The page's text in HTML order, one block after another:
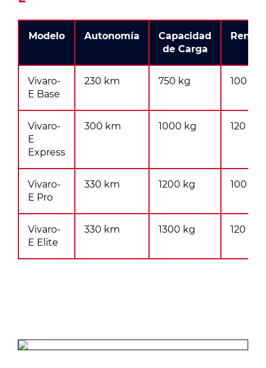
Modelo Autonomía
Capacidad
de Carga
Vivaro-
E Base
230 km 750 kg 100 kW
Vivaro-
E
Express
300 km 1000 kg 120 kW
Vivaro-
E Pro
330 km 1200 kg 100 kW
Vivaro-
E Elite
330 km 1300 kg 120 kW